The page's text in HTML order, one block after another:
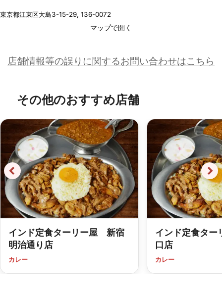
東京都江東区大島3-15-29, 136-0072
マップで開く
店舗情報等の誤りに関するお問い合わせはこちら
その他のおすすめ店舗
インド定食ターリー屋 新宿
明治通り店
カレー
インド定食ター
口店
カレー